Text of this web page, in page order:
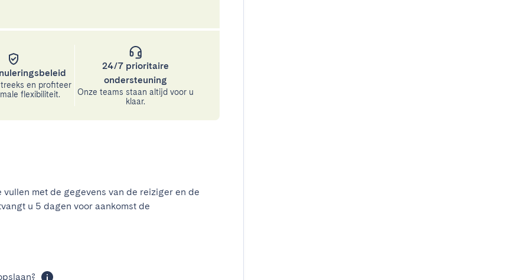
en profiteer
flexibiliteit.
24/7 prioritaire
ondersteuning
Onze teams staan altijd voor u
klaar.
vullen met de gegevens van de reiziger en de
u 5 dagen voor aankomst de